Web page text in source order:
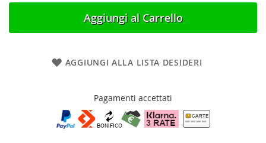
Aggiungi al Carrello
AGGIUNGI ALLA LISTA DESIDERI
Pagamenti accettati